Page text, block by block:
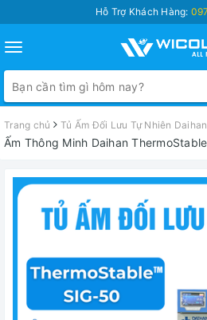
Hỗ Trợ Khách Hàng:
Toggle
navigation
Trang chủ Tủ Ấm Đối Lưu Tự Nhiên
Ấm Thông Minh Daihan